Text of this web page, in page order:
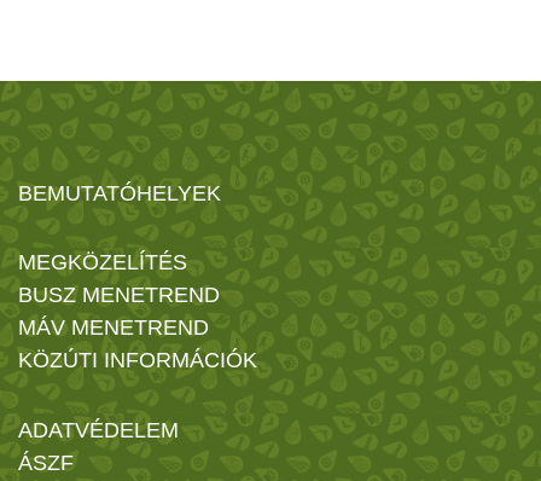
BEMUTATÓHELYEK
MEGKÖZELÍTÉS
BUSZ MENETREND
MÁV MENETREND
KÖZÚTI INFORMÁCIÓK
ADATVÉDELEM
ÁSZF